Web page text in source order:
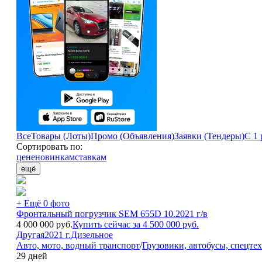
ВсеТовары (Лоты)Промо (Объявления)Заявки (Тендеры)С 1
Сортировать по:
цененовинкамставкам
ещё
+ Ещё 0 фото
Фронтальный погрузчик SEM 655D 10.2021 г/в
4 000 000 руб.Купить сейчас за 4 500 000 руб.
Другая2021 г.Дизельное
Авто, мото, водный транспорт/Грузовики, автобусы,
29 дней